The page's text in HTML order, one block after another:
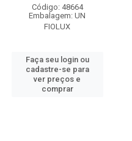
Código: 48664
Embalagem: UN
FIOLUX
Faça seu login ou
cadastre-se para
ver preços e
comprar